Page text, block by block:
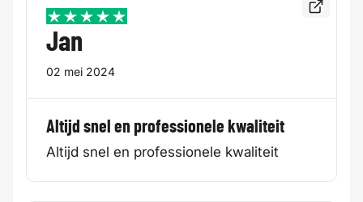
5 / 5
Jan
02 mei 2024
Altijd snel en professionele kwaliteit
Altijd snel en professionele kwaliteit
Bekijk